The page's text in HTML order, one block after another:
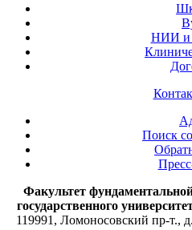
НИИ и
Поиск
Факультет
государственного
119991, Ломоносовский пр-т.,